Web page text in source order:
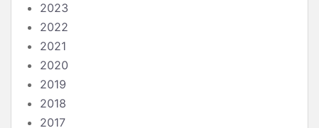
2023
2022
2021
2020
2019
2018
2017